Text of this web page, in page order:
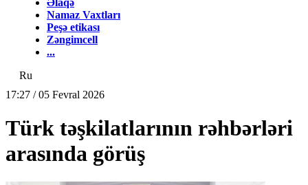
Əlaqə
Namaz Vaxtları
Peşə etikası
Zəngimcell
...
Ru
17:27 / 05 Fevral 2026
Türk təşkilatlarının rəhbərləri
arasında görüş